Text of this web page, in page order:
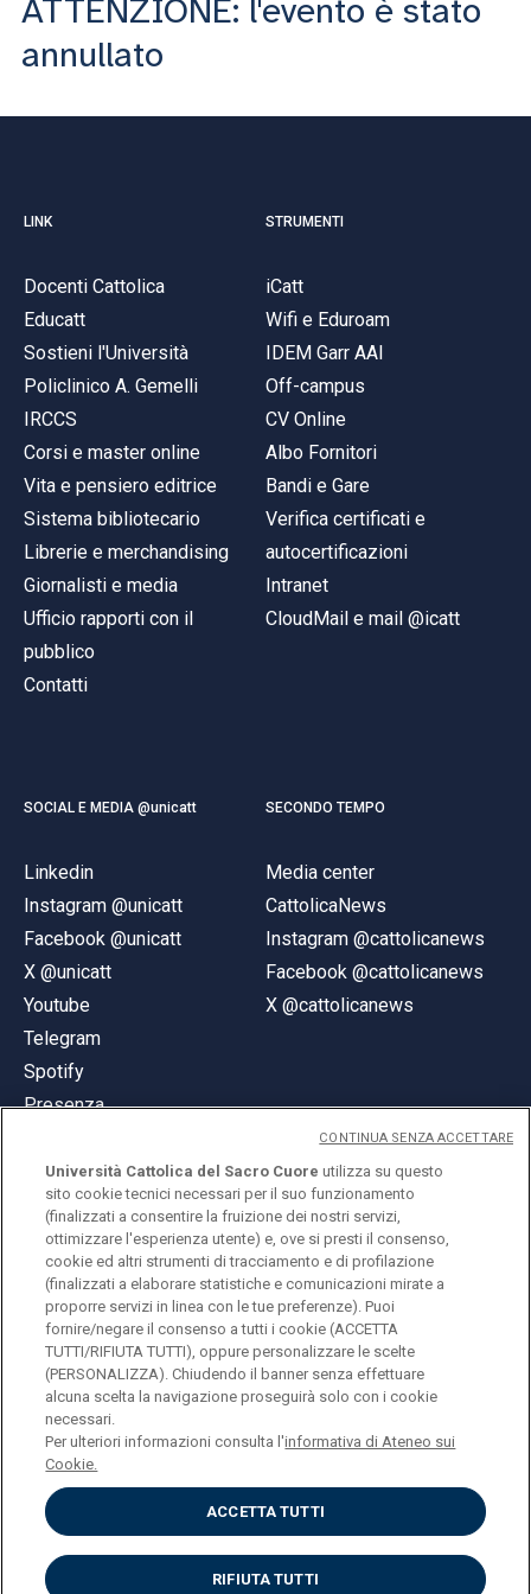
SEI UN DOCENTE O UN MEMBRO DELLO STAFF
ACCEDI A CLOUDMAIL
ATTENZIONE: l'evento è stato
annullato
LINK
Docenti Cattolica
Educatt
Sostieni l'Università
Policlinico A. Gemelli
IRCCS
Corsi e master online
Vita e pensiero editrice
Sistema bibliotecario
Librerie e merchandising
Giornalisti e media
Ufficio rapporti con il
pubblico
Contatti
STRUMENTI
iCatt
Wifi e Eduroam
IDEM Garr AAI
Off-campus
CV Online
Albo Fornitori
Bandi e Gare
Verifica certificati e
autocertificazioni
Intranet
CloudMail e mail @icatt
SOCIAL E MEDIA @unicatt
Linkedin
Instagram @unicatt
Facebook @unicatt
X @unicatt
Youtube
Telegram
Spotify
Presenza
SECONDO TEMPO
Media center
CattolicaNews
Instagram @cattolicanews
Facebook @cattolicanews
X @cattolicanews
© Università Cattolica del Sacro Cuore
Largo A. Gemelli 1, 20123 Milano
PI 02133120150
ENGLISH
Privacy
Accessibilità
Cookies
Università Cattolica del Sacro Cuore utilizza su questo
sito cookie tecnici necessari per il suo funzionamento
(finalizzati a consentire la fruizione dei nostri servizi,
ottimizzare l'esperienza utente) e, ove si presti il consenso,
cookie ed altri strumenti di tracciamento e di profilazione
(finalizzati a elaborare statistiche e comunicazioni mirate a
proporre servizi in linea con le tue preferenze). Puoi
fornire/negare il consenso a tutti i cookie (ACCETTA
TUTTI/RIFIUTA TUTTI), oppure personalizzare le scelte
(PERSONALIZZA). Chiudendo il banner senza effettuare
alcuna scelta la navigazione proseguirà solo con i cookie
necessari.
Per ulteriori informazioni consulta l'informativa di Ateneo sui
Cookie.
ACCETTA TUTTI
RIFIUTA TUTTI
CONTINUA SENZA ACCETTARE